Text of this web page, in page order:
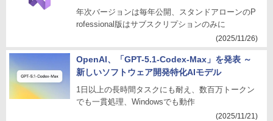
年次バージョンは毎年公開、スタンドアローンのP
rofessional版はサブスクリプションのみに
(2025/11/26)
OpenAI、「GPT-5.1-Codex-Max」を発表 ～
新しいソフトウェア開発特化AIモデル
1日以上の長時間タスクにも耐え、数百万トークン
でも一貫処理、Windowsでも動作
(2025/11/21)